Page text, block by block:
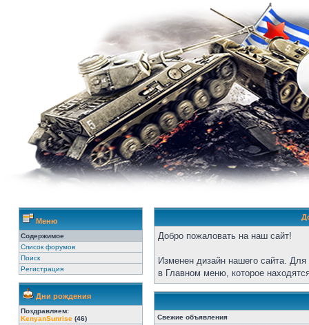
Меню
Содержимое
Список форумов
Поиск
Регистрация
Дни рождения
Поздравляем:
KenyanSunrise (46)
Добро пожаловать на наш сайт!
Изменен дизайн нашего сайта.
в Главном меню, которое
Свежие объявления